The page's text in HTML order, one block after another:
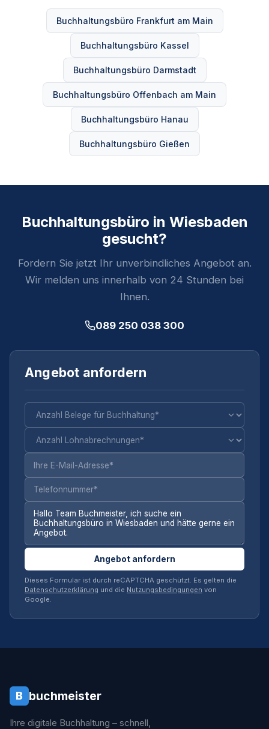
Buchhaltungsbüro Frankfurt am Main
Buchhaltungsbüro Kassel
Buchhaltungsbüro Darmstadt
Buchhaltungsbüro Offenbach am Main
Buchhaltungsbüro Hanau
Buchhaltungsbüro Gießen
Buchhaltungsbüro in Wiesbaden
gesucht?
Fordern Sie jetzt Ihr unverbindliches Angebot an.
Wir melden uns innerhalb von 24 Stunden bei
Ihnen.
089 250 038 300
Angebot anfordern
Angebot anfordern
Dieses Formular ist durch reCAPTCHA geschützt. Es gelten die
Datenschutzerklärung und die Nutzungsbedingungen von
Google.
B buchmeister
Ihre digitale Buchhaltung – schnell,